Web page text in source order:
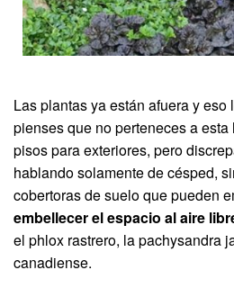
Las plantas ya están afuera y eso
pienses que no perteneces a
pisos para exteriores, pero
hablando solamente de césped,
cobertoras de suelo que pueden
embellecer el espacio al aire
el phlox rastrero, la pachysandra
canadiense.